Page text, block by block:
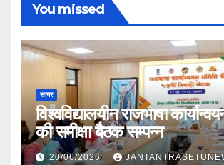
You missed
सागर
विश्वविद्यालयीन राजभाषा
की समीक्षा बैठक सम्पन्न
20/06/2026